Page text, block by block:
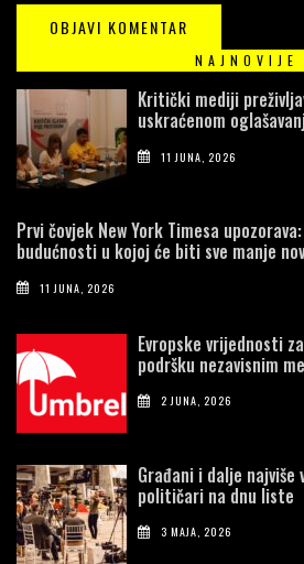
NAJNOVIJE
Kritički mediji
uskraćenom
11 JUNA, 2026
Prvi čovjek New York Timesa
budućnosti u kojoj će biti sve manje
11 JUNA, 2026
Evropske vrijednosti
podršku nezavisnim
2 JUNA, 2026
Građani i dalje
političari na dnu liste
3 MAJA, 2026